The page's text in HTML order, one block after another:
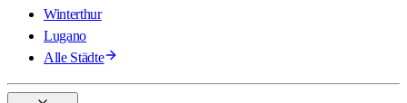
Winterthur
Lugano
Alle Städte